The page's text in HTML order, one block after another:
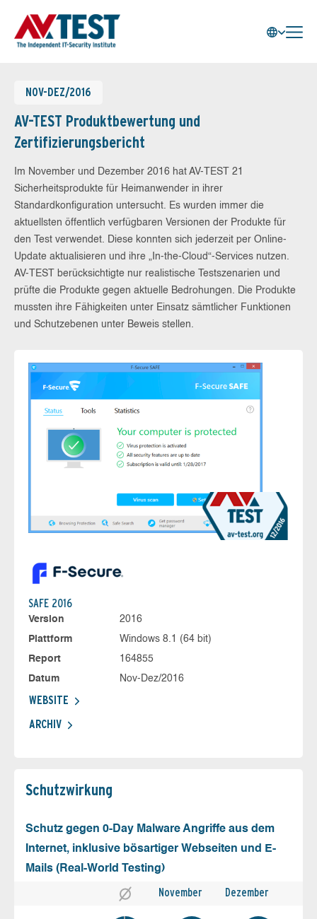
NOV-DEZ/2016
AV-TEST Produktbewertung und
Zertifizierungsbericht
Im November und Dezember 2016 hat AV-TEST 21
Sicherheitsprodukte für Heimanwender in ihrer
Standardkonfiguration untersucht. Es wurden immer die
aktuellsten öffentlich verfügbaren Versionen der Produkte für
den Test verwendet. Diese konnten sich jederzeit per Online-
Update aktualisieren und ihre „In-the-Cloud“-Services nutzen.
AV-TEST berücksichtigte nur realistische Testszenarien und
prüfte die Produkte gegen aktuelle Bedrohungen. Die Produkte
mussten ihre Fähigkeiten unter Einsatz sämtlicher Funktionen
und Schutzebenen unter Beweis stellen.
SAFE 2016
Version
2016
Plattform
Windows 8.1 (64 bit)
Report
164855
Datum
Nov-Dez/2016
WEBSITE
ARCHIV
Schutz­wirkung
Schutz gegen 0-Day Malware Angriffe aus dem
Internet, inklusive bösartiger Webseiten und E-
Mails (Real-World Testing)
November Dezember